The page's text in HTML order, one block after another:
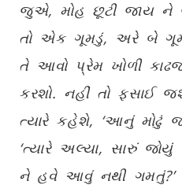
જુએ, મોહ છૂટી જાય ને
તો એક ગૂમડું, અરે બે
તે આવો પ્રેમ ખોળી
કરશો. નહીં તો ફસાઈ
ત્યારે કહેશે, ‘આનું મોઢું
‘ત્યારે અલ્યા, સારું
ને હવે આવું નથી ગમતું?’